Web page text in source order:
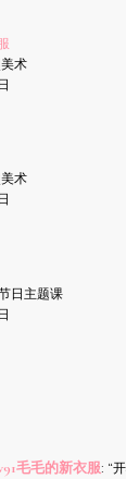
术
术
日主题课
毛毛的新衣服: “